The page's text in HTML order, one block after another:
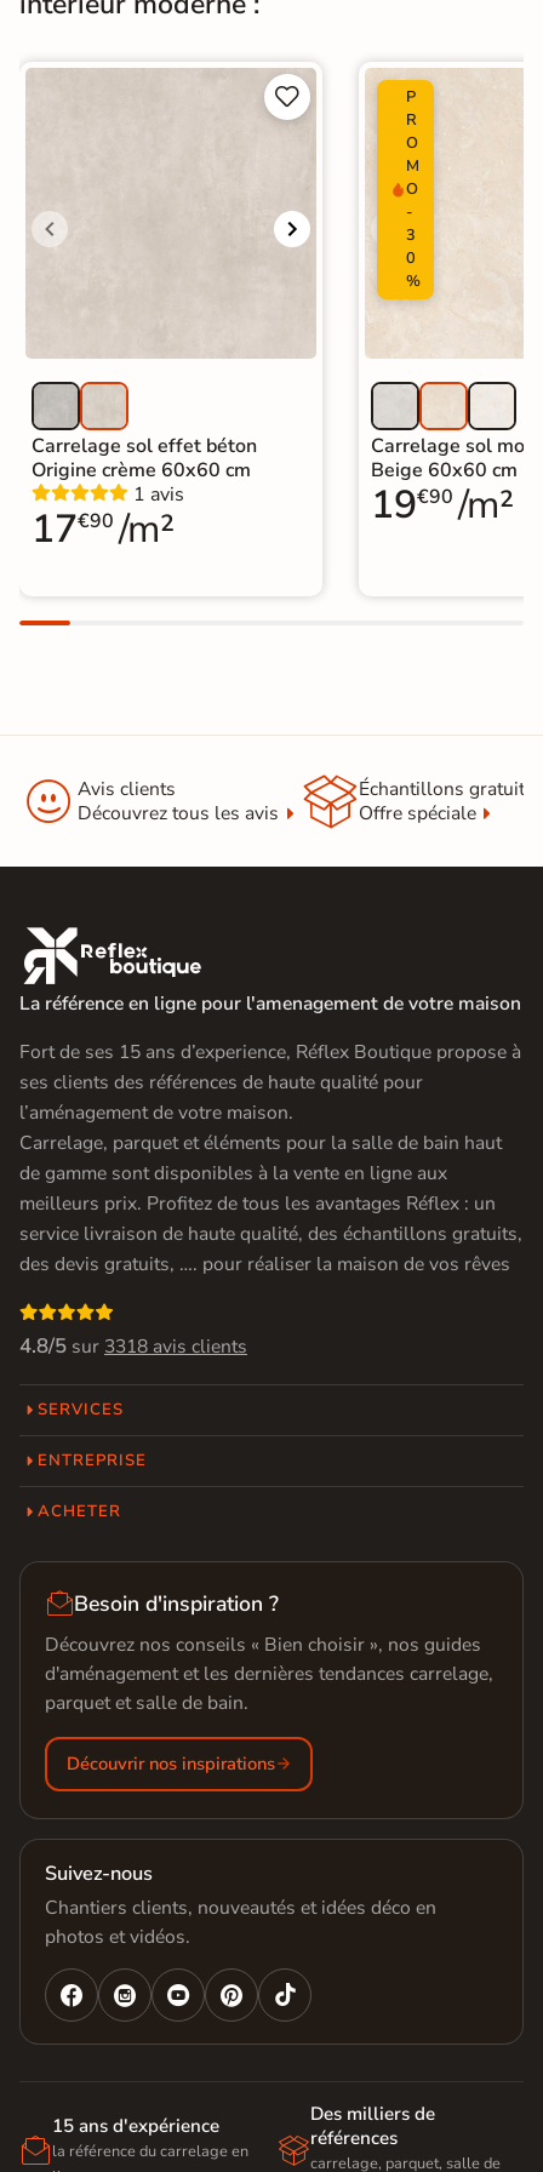
Carrelage grand format et XXL
Carrelage sol cuisine|
Carrelage salon moderne
|
Carrelage Chambre
Carrelage WC


Carrelage sol effet béton
Origine crème 60x60 cm
1 avis
17€90 /m²
P
R
O
M
O
-
3
0
%
Carrelage sol
Beige 60x60 cm
19€90 /m²
 Avis clients
Découvrez tous les avis
Échantillons gratuit
Offre spéciale

La référence en ligne pour l'amenagement de votre maison
Fort de ses 15 ans d’experience, Réflex Boutique propose à
ses clients des références de haute qualité pour
l’aménagement de votre maison.
Carrelage, parquet et éléments pour la salle de bain haut
de gamme sont disponibles à la vente en ligne aux
meilleurs prix. Profitez de tous les avantages Réflex : un
service livraison de haute qualité, des échantillons gratuits,
des devis gratuits, …. pour réaliser la maison de vos rêves

4.8/5 sur 3318 avis clients
SERVICES
ENTREPRISE
ACHETER
Besoin d'inspiration ?
Découvrez nos conseils « Bien choisir », nos guides
d'aménagement et les dernières tendances carrelage,
parquet et salle de bain.
Découvrir nos inspirations
Suivez-nous
Chantiers clients, nouveautés et idées déco en
photos et vidéos.
   

15 ans d'expérience
la référence du carrelage en

Des milliers de
références
carrelage, parquet, salle de